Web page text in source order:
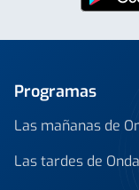
Programas
Las mañanas de
Las tardes de